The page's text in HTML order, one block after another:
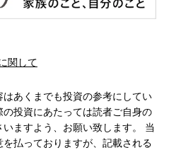
関して
あくまでも投資の参考にしてい
投資にあたっては読者ご自身の
ますよう、お願い致します。 当
払っておりますが、記載される